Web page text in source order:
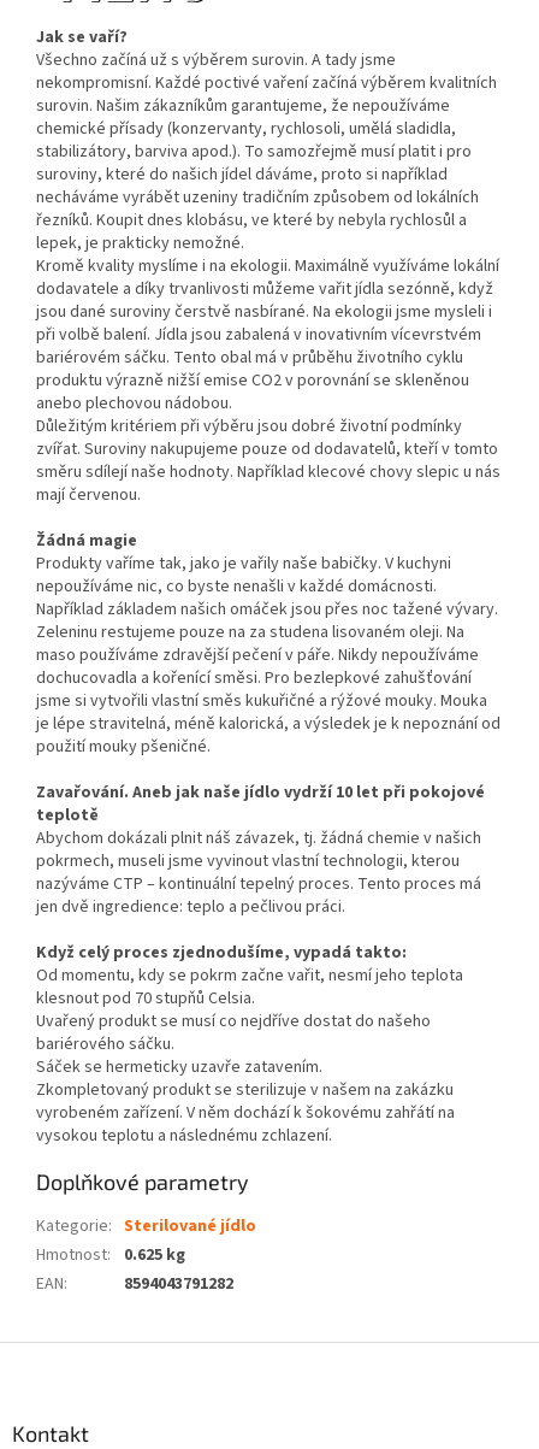
Jak se vaří?
Všechno začíná už s výběrem surovin. A tady jsme
nekompromisní. Každé poctivé vaření začíná výběrem kvalitních
surovin. Našim zákazníkům garantujeme, že nepoužíváme
chemické přísady (konzervanty, rychlosoli, umělá sladidla,
stabilizátory, barviva apod.). To samozřejmě musí platit i pro
suroviny, které do našich jídel dáváme, proto si například
necháváme vyrábět uzeniny tradičním způsobem od lokálních
řezníků. Koupit dnes klobásu, ve které by nebyla rychlosůl a
lepek, je prakticky nemožné.
Kromě kvality myslíme i na ekologii. Maximálně využíváme lokální
dodavatele a díky trvanlivosti můžeme vařit jídla sezónně, když
jsou dané suroviny čerstvě nasbírané. Na ekologii jsme mysleli i
při volbě balení. Jídla jsou zabalená v inovativním vícevrstvém
bariérovém sáčku. Tento obal má v průběhu životního cyklu
produktu výrazně nižší emise CO2 v porovnání se skleněnou
anebo plechovou nádobou.
Důležitým kritériem při výběru jsou dobré životní podmínky
zvířat. Suroviny nakupujeme pouze od dodavatelů, kteří v tomto
směru sdílejí naše hodnoty. Například klecové chovy slepic u nás
mají červenou.
Žádná magie
Produkty vaříme tak, jako je vařily naše babičky. V kuchyni
nepoužíváme nic, co byste nenašli v každé domácnosti.
Například základem našich omáček jsou přes noc tažené vývary.
Zeleninu restujeme pouze na za studena lisovaném oleji. Na
maso používáme zdravější pečení v páře. Nikdy nepoužíváme
dochucovadla a kořenící směsi. Pro bezlepkové zahušťování
jsme si vytvořili vlastní směs kukuřičné a rýžové mouky. Mouka
je lépe stravitelná, méně kalorická, a výsledek je k nepoznání od
použití mouky pšeničné.
Zavařování. Aneb jak naše jídlo vydrží 10 let při pokojové
teplotě
Abychom dokázali plnit náš závazek, tj. žádná chemie v našich
pokrmech, museli jsme vyvinout vlastní technologii, kterou
nazýváme CTP – kontinuální tepelný proces. Tento proces má
jen dvě ingredience: teplo a pečlivou práci.
Když celý proces zjednodušíme, vypadá takto:
Od momentu, kdy se pokrm začne vařit, nesmí jeho teplota
klesnout pod 70 stupňů Celsia.
Uvařený produkt se musí co nejdříve dostat do našeho
bariérového sáčku.
Sáček se hermeticky uzavře zatavením.
Zkompletovaný produkt se sterilizuje v našem na zakázku
vyrobeném zařízení. V něm dochází k šokovému zahřátí na
vysokou teplotu a následnému zchlazení.
Doplňkové parametry
Kategorie: Sterilované jídlo
Hmotnost:
0.625 kg
EAN: 8594043791282
Kontakt